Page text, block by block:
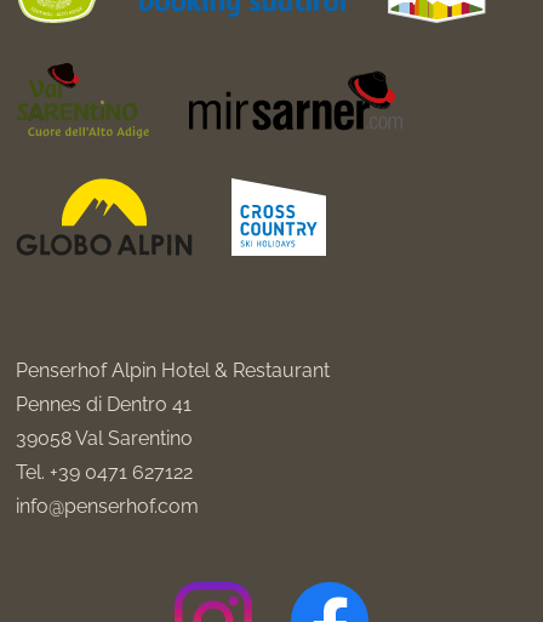
Penserhof Alpin Hotel & Restaurant
Pennes di Dentro 41
39058Val Sarentino
Tel. +39 0471 627122
info@penserhof.com